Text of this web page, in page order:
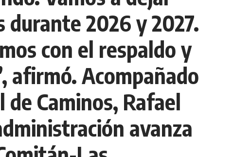
durante 2026 y 2027.
con el respaldo y
afirmó. Acompañado
Caminos, Rafael
avanza